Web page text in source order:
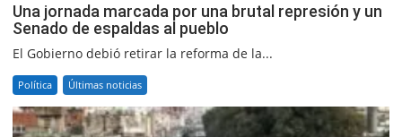
Una jornada marcada por una brutal represión y un
Senado de espaldas al pueblo
El Gobierno debió retirar la reforma de la...
Política Últimas noticias